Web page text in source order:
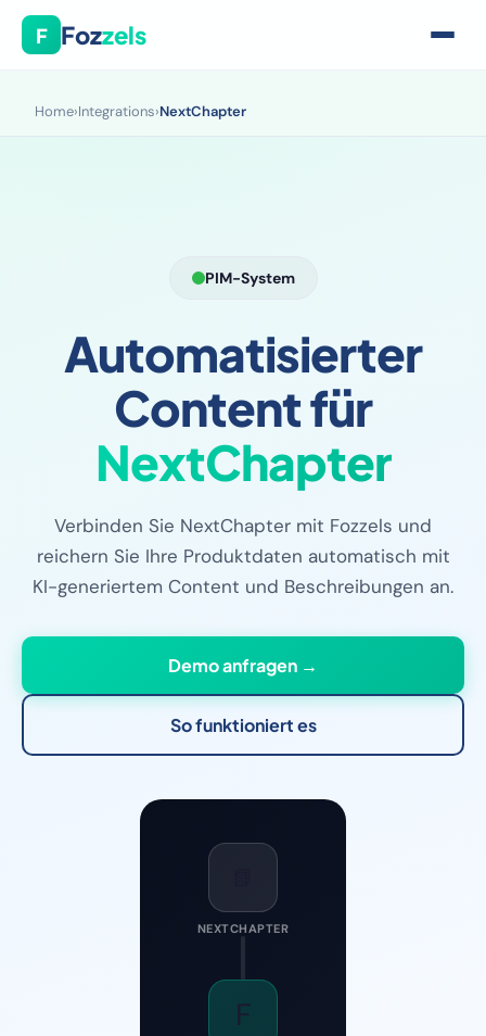
F Fozzels
Home›Integrations›NextChapter
PIM-System
Automatisierter
Content für
NextChapter
Verbinden Sie NextChapter mit Fozzels und
reichern Sie Ihre Produktdaten automatisch mit
KI-generiertem Content und Beschreibungen an.
Demo anfragen →
So funktioniert es
NEXTCHAPTER
F